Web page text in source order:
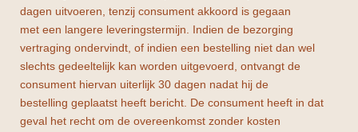
dagen uitvoeren, tenzij consument akkoord is gegaan
met een langere leveringstermijn. Indien de bezorging
vertraging ondervindt, of indien een bestelling niet dan wel
slechts gedeeltelijk kan worden uitgevoerd, ontvangt de
consument hiervan uiterlijk 30 dagen nadat hij de
bestelling geplaatst heeft bericht. De consument heeft in dat
geval het recht om de overeenkomst zonder kosten